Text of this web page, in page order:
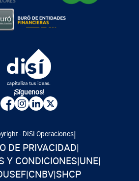
¡Síguenos!
- DISI Operaciones|
DE PRIVACIDAD|
Y CONDICIONES|UNE|
|CNBV|SHCP